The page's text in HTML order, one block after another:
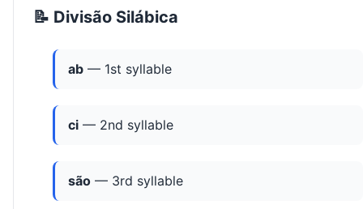
📝 Divisão Silábica
ab — 1st syllable
ci — 2nd syllable
são — 3rd syllable